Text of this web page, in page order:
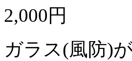
2,000円
ガラス(風防)